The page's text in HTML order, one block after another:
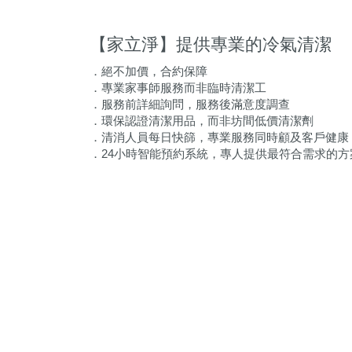
【家立淨】提供專業的冷氣清潔
．絕不加價，合約保障
．專業家事師服務而非臨時清潔工
．服務前詳細詢問，服務後滿意度調查
．環保認證清潔用品，而非坊間低價清潔劑
．清消人員每日快篩，專業服務同時顧及客戶健康
．24小時智能預約系統，專人提供最符合需求的方